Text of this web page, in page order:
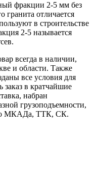
фракции 2-5 мм без
гранита отличается
в строительстве
2-5 называется
всегда в наличии,
и области. Также
все условия для
заказ в кратчайшие
набран
грузоподъемности,
МКАДа, ТТК, СК.